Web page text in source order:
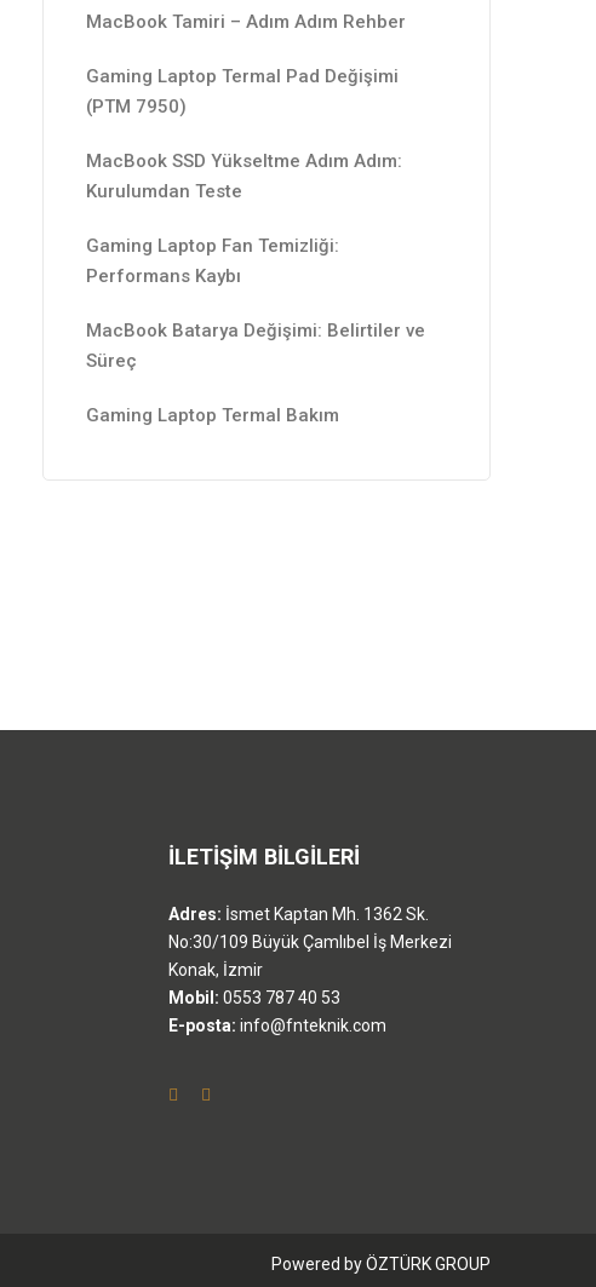
MacBook Tamiri – Adım Adım Rehber
Gaming Laptop Termal Pad Değişimi
(PTM 7950)
MacBook SSD Yükseltme Adım Adım:
Kurulumdan Teste
Gaming Laptop Fan Temizliği:
Performans Kaybı
MacBook Batarya Değişimi: Belirtiler ve
Süreç
Gaming Laptop Termal Bakım
İLETİŞİM BİLGİLERİ
Adres: İsmet Kaptan Mh. 1362 Sk.
No:30/109 Büyük Çamlıbel İş Merkezi
Konak, İzmir
Mobil: 0553 787 40 53
E-posta: info@fnteknik.com
Powered by ÖZTÜRK GROUP